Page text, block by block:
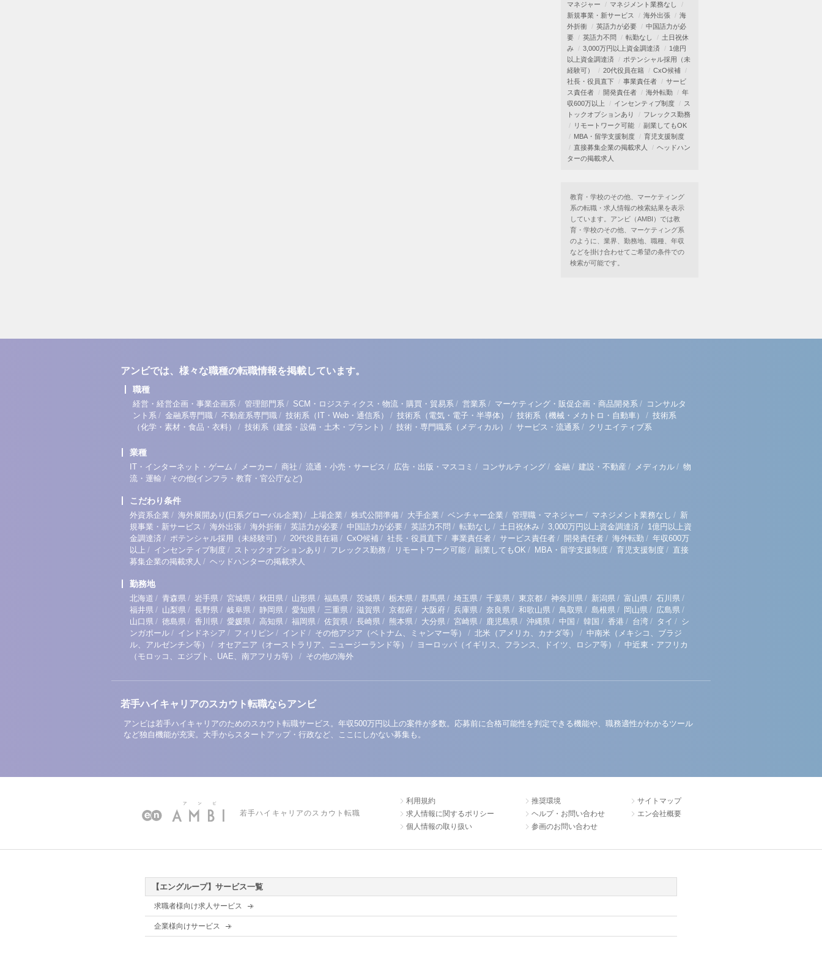
マネジャー
マネジメント業務なし
新規事業・新サービス
海外出張
海
外折衝
英語力が必要
中国語力が必
要
英語力不問 転勤なし
土日祝休
み
3,000万円以上資金調達済
1億円
以上資金調達済
ポテンシャル採用（未
経験可）
20代役員在籍
CxO候補
社長・役員直下
事業責任者
サービ
ス責任者
開発責任者 海外転勤
年
収600万以上
インセンティブ制度
ス
トックオプションあり
フレックス勤務
リモートワーク可能
副業してもOK
MBA・留学支援制度
育児支援制度
直接募集企業の掲載求人
ヘッドハン
ターの掲載求人
教育・学校のその他、マーケティング
系の転職・求人情報の検索結果を表示
しています。アンビ（AMBI）では教
育・学校のその他、マーケティング系
のように、業界、勤務地、職種、年収
などを掛け合わせてご希望の条件での
検索が可能です。
アンビでは、様々な職種の転職情報を掲載しています。
職種
経営・経営企画・事業企画系 / 管理部門系 / SCM・ロジスティクス・物流・購買・貿易系 / 営業系 / マーケティング・販促企画・商品開発系 / コンサルタ
ント系 / 金融系専門職 / 不動産系専門職 / 技術系（IT・Web・通信系） / 技術系（電気・電子・半導体） / 技術系（機械・メカトロ・自動車） / 技術系
（化学・素材・食品・衣料）
/ 技術系（建築・設備・土木・プラント） / 技術・専門職系（メディカル） / サービス・流通系 / クリエイティブ系
業種
IT・インターネット・ゲーム / メーカー / 商社 / 流通・小売・サービス / 広告・出版・マスコミ / コンサルティング / 金融 / 建設・不動産 / メディカル / 物
流・運輸 / その他(インフラ・教育・官公庁など)
こだわり条件
外資系企業 / 海外展開あり(日系グローバル企業) / 上場企業 / 株式公開準備 / 大手企業 / ベンチャー企業 / 管理職・マネジャー / マネジメント業務なし / 新
規事業・新サービス / 海外出張 / 海外折衝 / 英語力が必要 / 中国語力が必要 / 英語力不問 / 転勤なし / 土日祝休み / 3,000万円以上資金調達済 / 1億円以上資
金調達済 / ポテンシャル採用（未経験可） / 20代役員在籍 / CxO候補 / 社長・役員直下 / 事業責任者 / サービス責任者 / 開発責任者 / 海外転勤 / 年収600万
以上 / インセンティブ制度 / ストックオプションあり / フレックス勤務 / リモートワーク可能 / 副業してもOK / MBA・留学支援制度 / 育児支援制度 / 直接
募集企業の掲載求人 / ヘッドハンターの掲載求人
勤務地
北海道 / 青森県 / 岩手県 / 宮城県 / 秋田県 / 山形県 / 福島県 / 茨城県 / 栃木県 / 群馬県 / 埼玉県 / 千葉県 / 東京都 / 神奈川県 / 新潟県 / 富山県 / 石川県 /
福井県 / 山梨県 / 長野県 / 岐阜県 / 静岡県 / 愛知県 / 三重県 / 滋賀県 / 京都府 / 大阪府 / 兵庫県 / 奈良県 / 和歌山県 / 鳥取県 / 島根県 / 岡山県 / 広島県 /
山口県 / 徳島県 / 香川県 / 愛媛県 / 高知県 / 福岡県 / 佐賀県 / 長崎県 / 熊本県 / 大分県 / 宮崎県 / 鹿児島県 / 沖縄県 / 中国 / 韓国 / 香港 / 台湾 / タイ / シ
ンガポール / インドネシア / フィリピン / インド / その他アジア（ベトナム、ミャンマー等） / 北米（アメリカ、カナダ等） / 中南米（メキシコ、ブラジ
ル、アルゼンチン等）
/ オセアニア（オーストラリア、ニュージーランド等） / ヨーロッパ（イギリス、フランス、ドイツ、ロシア等） / 中近東・アフリカ
（モロッコ、エジプト、UAE、南アフリカ等）
/ その他の海外
若手ハイキャリアのスカウト転職ならアンビ
アンビは若手ハイキャリアのためのスカウト転職サービス。年収500万円以上の案件が多数。応募前に合格可能性を判定できる機能や、職務適性がわかるツール
など独自機能が充実。大手からスタートアップ・行政など、ここにしかない募集も。
若手ハイキャリアのスカウト転職
利用規約
求人情報に関するポリシー
個人情報の取り扱い
推奨環境
ヘルプ・お問い合わせ
参画のお問い合わせ
サイトマップ
エン会社概要
【エングループ】サービス一覧
求職者様向け求人サービス
企業様向けサービス